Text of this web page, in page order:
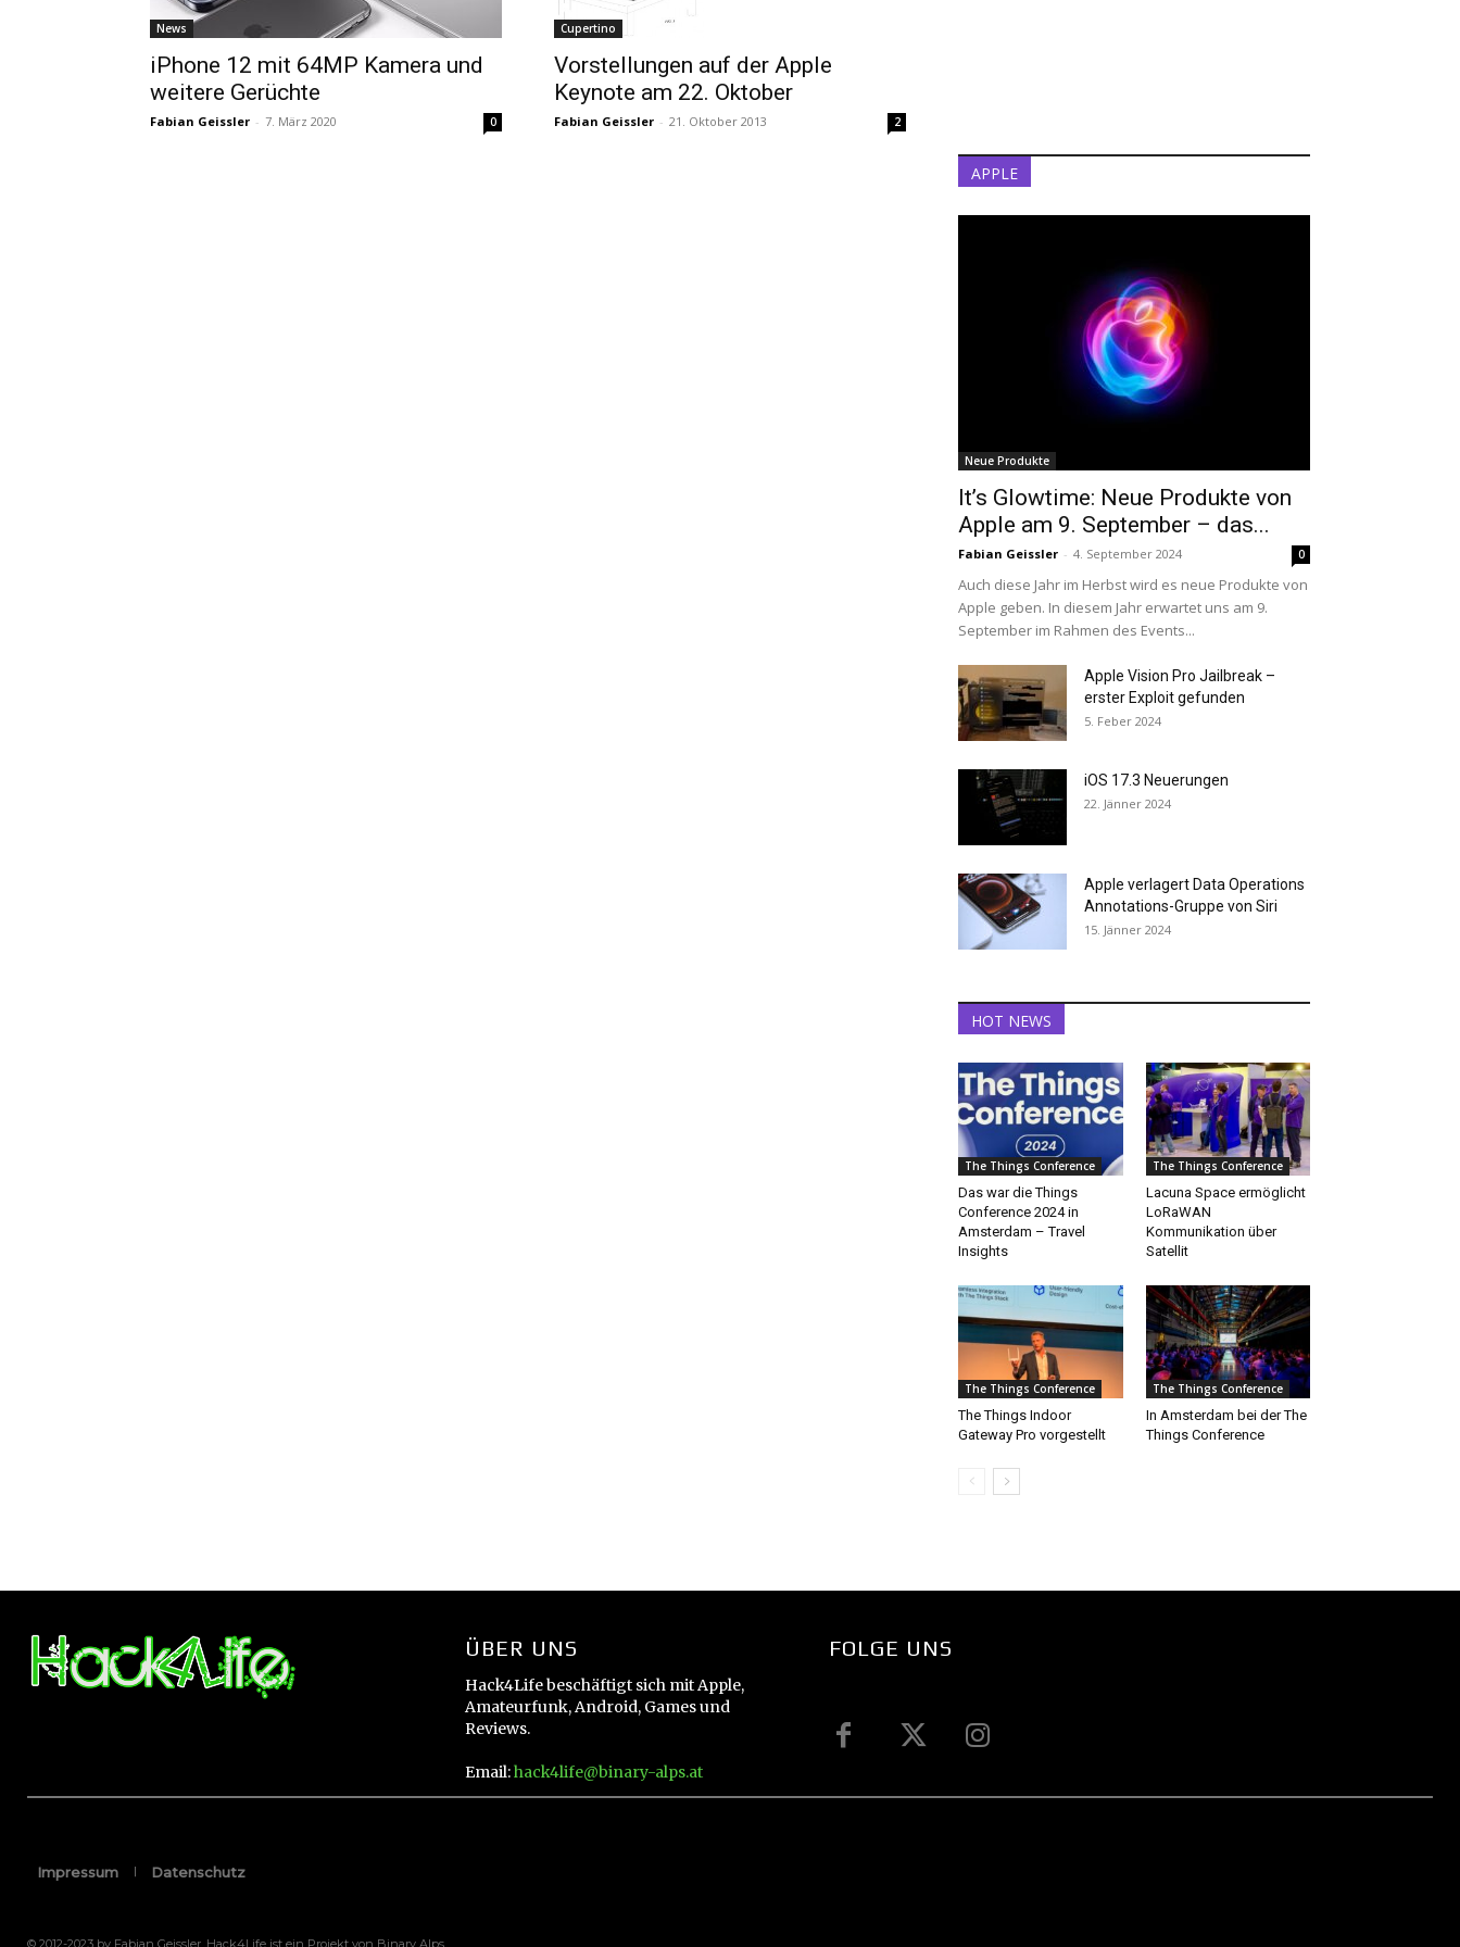
News
iPhone 12 mit 64MP Kamera und
weitere Gerüchte
Fabian Geissler - 7. März 2020 0
Cupertino
Vorstellungen auf der Apple
Keynote am 22. Oktober
Fabian Geissler - 21. Oktober 2013 2
APPLE
Neue Produkte
It’s Glowtime: Neue Produkte von
Apple am 9. September – das...
Fabian Geissler - 4. September 2024 0
Auch diese Jahr im Herbst wird es neue Produkte von
Apple geben. In diesem Jahr erwartet uns am 9.
September im Rahmen des Events...
Apple Vision Pro Jailbreak –
erster Exploit gefunden
5. Feber 2024
iOS 17.3 Neuerungen
22. Jänner 2024
Apple verlagert Data Operations
Annotations-Gruppe von Siri
15. Jänner 2024
HOT NEWS
The Things Conference
Das war die Things
Conference 2024 in
Amsterdam – Travel
Insights
The Things Conference
Lacuna Space ermöglicht
LoRaWAN
Kommunikation über
Satellit
The Things Conference
The Things Indoor
Gateway Pro vorgestellt
The Things Conference
In Amsterdam bei der The
Things Conference
ÜBER UNS
Hack4Life beschäftigt sich mit Apple,
Amateurfunk, Android, Games und
Reviews.
Email:hack4life@binary-alps.at
FOLGE UNS
Impressum Datenschutz